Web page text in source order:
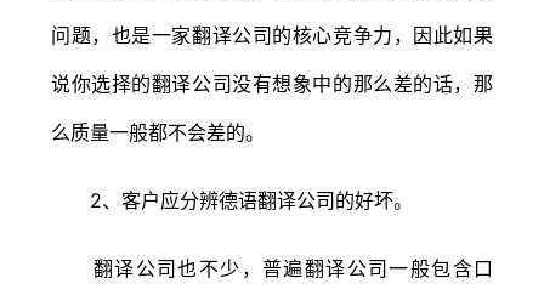
问题，也是一家翻译公司的核心竞争力，因此如果
说你选择的翻译公司没有想象中的那么差的话，那
么质量一般都不会差的。
2、客户应分辨德语翻译公司的好坏。
翻译公司也不少，普遍翻译公司一般包含口